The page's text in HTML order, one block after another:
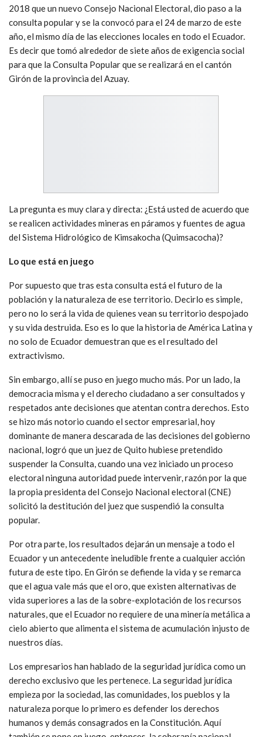
2018 que un nuevo Consejo Nacional Electoral, dio paso a la
consulta popular y se la convocó para el 24 de marzo de este
año, el mismo día de las elecciones locales en todo el Ecuador.
Es decir que tomó alrededor de siete años de exigencia social
para que la Consulta Popular que se realizará en el cantón
Girón de la provincia del Azuay.
La pregunta es muy clara y directa: ¿Está usted de acuerdo que
se realicen actividades mineras en páramos y fuentes de agua
del Sistema Hidrológico de Kimsakocha (Quimsacocha)?
Lo que está en juego
Por supuesto que tras esta consulta está el futuro de la
población y la naturaleza de ese territorio. Decirlo es simple,
pero no lo será la vida de quienes vean su territorio despojado
y su vida destruida. Eso es lo que la historia de América Latina y
no solo de Ecuador demuestran que es el resultado del
extractivismo.
Sin embargo, allí se puso en juego mucho más. Por un lado, la
democracia misma y el derecho ciudadano a ser consultados y
respetados ante decisiones que atentan contra derechos. Esto
se hizo más notorio cuando el sector empresarial, hoy
dominante de manera descarada de las decisiones del gobierno
nacional, logró que un juez de Quito hubiese pretendido
suspender la Consulta, cuando una vez iniciado un proceso
electoral ninguna autoridad puede intervenir, razón por la que
la propia presidenta del Consejo Nacional electoral (CNE)
solicitó la destitución del juez que suspendió la consulta
popular.
Por otra parte, los resultados dejarán un mensaje a todo el
Ecuador y un antecedente ineludible frente a cualquier acción
futura de este tipo. En Girón se defiende la vida y se remarca
que el agua vale más que el oro, que existen alternativas de
vida superiores a las de la sobre-explotación de los recursos
naturales, que el Ecuador no requiere de una minería metálica a
cielo abierto que alimenta el sistema de acumulación injusto de
nuestros días.
Los empresarios han hablado de la seguridad jurídica como un
derecho exclusivo que les pertenece. La seguridad jurídica
empieza por la sociedad, las comunidades, los pueblos y la
naturaleza porque lo primero es defender los derechos
humanos y demás consagrados en la Constitución. Aquí